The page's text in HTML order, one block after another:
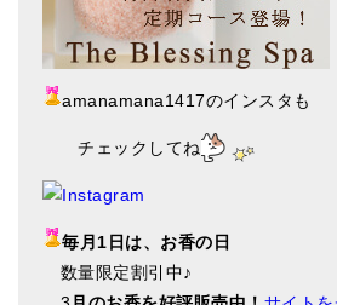
amanamana1417のインスタも
チェックしてね
毎月1日は、お香の日
数量限定割引中♪